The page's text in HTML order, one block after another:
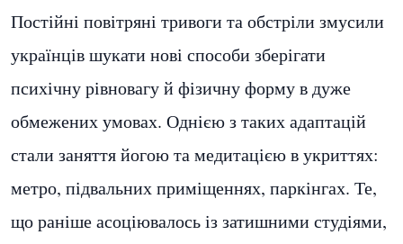
Постійні повітряні тривоги та обстріли змусили
українців шукати нові способи зберігати
психічну рівновагу й фізичну форму в дуже
обмежених умовах. Однією з таких адаптацій
стали заняття йогою та медитацією в укриттях:
метро, підвальних приміщеннях, паркінгах. Те,
що раніше асоціювалось із затишними студіями,